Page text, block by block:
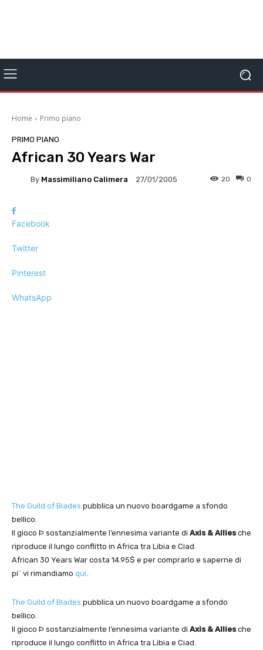
Home Primo piano
PRIMO PIANO
African 30 Years War
By Massimiliano Calimera 27/01/2005 0
20
Facebook
Twitter
Pinterest
WhatsApp
The Guild of Blades pubblica un nuovo boardgame a sfondo
bellico.
Il gioco Þ sostanzialmente l’ennesima variante di Axis & Alliesche
riproduce il lungo conflitto in Africa tra Libia e Ciad.
African 30 Years War costa 14.95$ e per comprarlo e saperne di
pi¨ vi rimandiamo qui.
The Guild of Blades pubblica un nuovo boardgame a sfondo
bellico.
Il gioco Þ sostanzialmente l’ennesima variante di Axis & Alliesche
riproduce il lungo conflitto in Africa tra Libia e Ciad.